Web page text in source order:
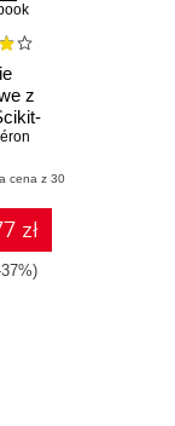
z
i
III
cena z 30
zł